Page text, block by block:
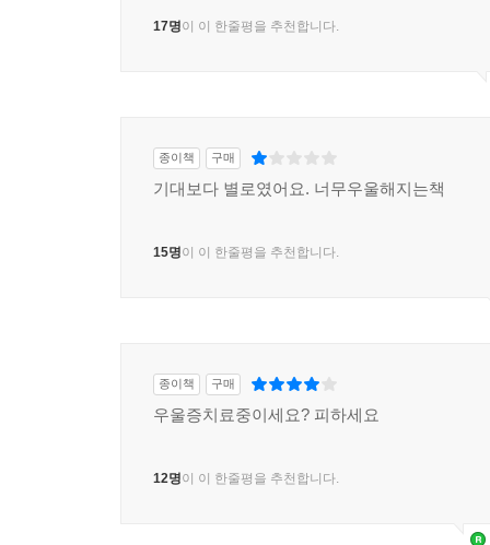
17명이 이 한줄평을 추천합니다.
종이책 구매
기대보다 별로였어요. 너무우울해지는책
15명이 이 한줄평을 추천합니다.
종이책 구매
우울증치료중이세요? 피하세요
12명이 이 한줄평을 추천합니다.